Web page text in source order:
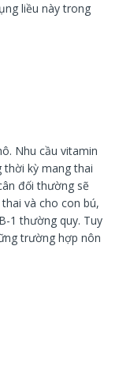
liều này trong
Nhu cầu vitamin
thời kỳ mang thai
đối thường sẽ
và cho con bú,
1 thường quy. Tuy
trường hợp nôn